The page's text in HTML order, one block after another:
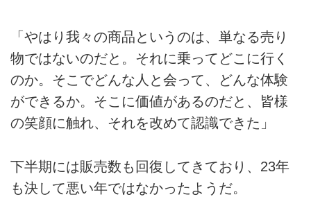
「やはり我々の商品というのは、単なる売り
物ではないのだと。それに乗ってどこに行く
のか。そこでどんな人と会って、どんな体験
ができるか。そこに価値があるのだと、皆様
の笑顔に触れ、それを改めて認識できた」
下半期には販売数も回復してきており、23年
も決して悪い年ではなかったようだ。